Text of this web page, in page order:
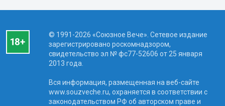
© 1991-2026 «Союзное Вече». Сетевое издание
зарегистрировано роскомнадзором,
свидетельство эл № фc77-52606 от 25 января
2013 года.
Вся информация, размещенная на веб-сайте
www.souzveche.ru, охраняется в соответствии с
законодательством РФ об авторском праве и